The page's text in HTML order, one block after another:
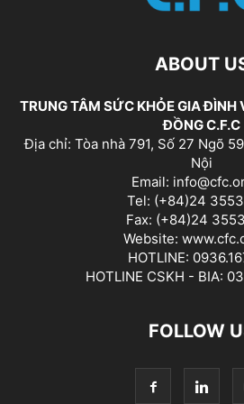
ABOUT
TRUNG TÂM SỨC KHỎE GIA ĐÌNH
ĐỒNG C.F.C
Địa chỉ: Tòa nhà 791, Số 27 Ngõ
Nội
Email:
Tel: (+84)24
Fax: (+84)24
Website:
HOTLINE:
HOTLINE CSKH - BIA:
FOLLOW